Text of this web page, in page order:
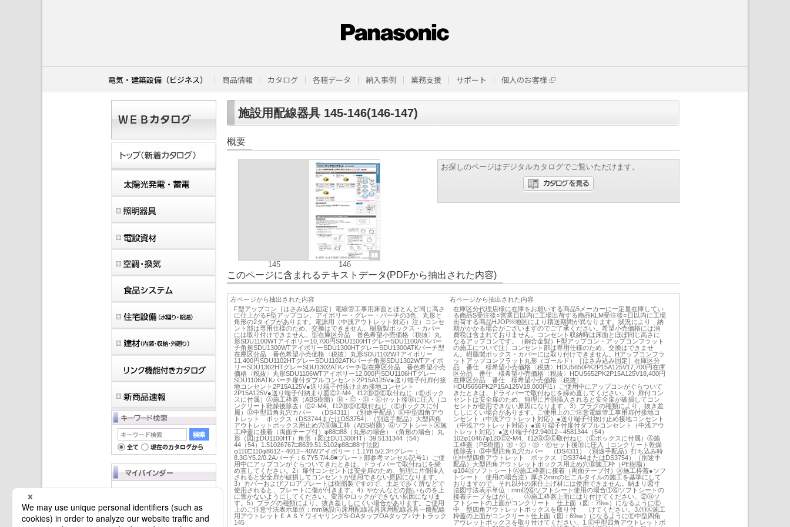
電気・建築設備（ビジネス） 商品情報 カタログ 各種データ 納入事例 業務支援 サポート 個人のお客様
施設用配線器具 145-146(146-147)
概要
145 146
お探しのページはデジタルカタログでご覧いただけます。
このページに含まれるテキストデータ(PDFから抽出された内容)
左ページから抽出された内容
F型アップコン［はさみ込み固定］電線管工事用床面とほとんど同じ高さ
に仕上がるF型アップコン。アイボリー・グレー・バーチの3色、丸形と
角形の2タイプがあります。電源用（中浅アウトレット対応）注）コンセ
ント部は専用仕様のため、交換はできません。樹脂製ボックス・カバー
には取り付けできません。型在庫区分品 番色希望小売価格〈税抜〉丸
形SDU1100WTアイボリー10,700円SDU1100HTグレー5DU1100ATKバー
チ角形SDU1300WTアイボリーSDU1300HTグレーSDU1300ATKバーチ型
在庫区分品 番色希望小売価格〈税抜〉丸形SDU1102WTアイボリー
11,400円SDU1102HTグレーSDU1102ATKバーチ角形SDU1302WTアイボ
リーSDU1302HTグレーSDU1302ATKバーチ型在庫区分品 番色希望小売
価格〈税抜〉丸形SDU1106WTアイボリー12,000円SDU1106HTグレー
SDU1106ATKバーチ扉付ダブルコンセント2P15A125V●送り端子付扉付接
地コンセント2P15A125V●送り端子付抜け止め接地コンセント
2P15A125V●送り端子付納まり図Ⓒ2-M4、ℓ12ⒷⒹⒺ取付ねじ（Ⓔボック
スに付属）Ⓐ施工枠蓋（ABS樹脂）Ⓑ・Ⓒ・Ⓓ・Ⓔセット後Ⓑに圧入（コ
ンクリート乾燥後除去）Ⓒ2-M4、ℓ12ⒷⒹⒺ取付ねじ（Ⓔボックスに付
属）Ⓓ中型四角丸穴カバー （DS4311）（別途手配品）Ⓔ中型四角アウ
トレット ボックス（DS3744またはDS3754）（別途手配品）大型四角
アウトレットボックス用止め穴Ⓑ施工枠（ABS樹脂）ⒼソフトシートⒶ施
工枠蓋に接着（両面テープ付）φ88□88（丸形の場合）（角形の場合）丸
形（図はDU1100HT）角形（図はDU1300HT）39.5131344（54）
44（54）1.51026767□8639.51.5102φ88□88寸法図
φ110□110φ8612∼4012∼40Wアイボリー：1.1Y8.5/2.3Hグレー：
8.3GY5.2/0.2Aバーチ：6.7Y5.7/4.8■プレート部参考マンセル記号1）ご使
用中にアップコンがぐらついてきたときは、ドライバーで取付ねじを締
め直してください。2）扉付コンセントは安全扉のため、無理に片側挿入
されると安全扉が破損してコンセントが使用できない原因になります。
3）カバーおよびフロアプレートは樹脂製ですので、土足で歩く所などで
使用されると、プレートに傷が付きます。4）やかんなどの熱いものを上
に置かないようにしてください。変形やロックができない原因になりま
す。5）プラグの種類により、抜き差ししにくい場合があります。ご使用
上のご注意寸法表示単位：mm施設向床用配線器具床用配線器具一般配線
用アウトレットＥＡＳＹワイヤリングS-OAタップOAタップパナトラック
145
右ページから抽出された内容
在庫区分代理店様に在庫をお願いする商品5メーカーに一定量在庫してい
る商品S受注後○営業日以内に工場出荷する商品KLM受注後○日以内に工場
出荷する商品HJOP※地区により積送期間が異なります。状況により 納
期がかかる場合がございますのでご了承ください。希望小売価格には消
費税は含まれておりません。コンセント収納時は床面とほぼ同じ高さに
なるアップコンです。（銅合金製）F型アップコン・アップコンフラット
の施工について注）コンセント部は専用仕様のため、交換はできませ
ん。樹脂製ボックス・カバーには取り付けできません。Hアップコンフラ
ットアップコンフラット丸形（ゴールド）［はさみ込み固定］在庫区分
品 番仕 様希望小売価格〈税抜〉HDU5650PK2P15A125V17,700円在庫
区分品 番仕 様希望小売価格〈税抜〉HDU5652PK2P15A125V18,400円
在庫区分品 番仕 様希望小売価格〈税抜〉
HDU5656PK2P15A125V19,000円1）ご使用中にアップコンがぐらついて
きたときは、ドライバーで取付ねじを締め直してください。2）扉付コン
セントは安全扉のため、無理に片側挿入されると安全扉が破損してコン
セントが使用できない原因になります。3）プラグの種類により、抜き差
ししにくい場合があります。ご使用上のご注意電線管工事用扉付接地コ
ンセント（中浅アウトレット対応）●送り端子付抜け止め接地コンセント
（中浅アウトレット対応）●送り端子付扉付ダブルコンセント（中浅アウ
トレット対応）●送り端子付2.94012∼4581344（54）
102φ10467φ120Ⓒ2-M4、ℓ12ⒷⒹⒺ取付ねじ（Ⓔボックスに付属）Ⓐ施
工枠蓋（PE樹脂）Ⓑ・Ⓒ・Ⓓ・Ⓔセット後Ⓑに圧入（コンクリート乾燥
後除去）Ⓓ中型四角丸穴カバー （DS4311）（別途手配品）打ち込み時
Ⓔ中型四角アウトレット ボックス（DS3744またはDS3754）（別途手
配品）大型四角アウトレットボックス用止め穴Ⓑ施工枠（PE樹脂）
φ104ⒼソフトシートⒶ施工枠蓋に接着（両面テープ付）Ⓐ施工枠蓋●ソフ
トシート 使用の場合注）厚さ2mmのビニルタイルの施工を基準にして
おりますので、それ以外の床仕上げ材には使用できません。納まり図寸
法図寸法表示単位：mm⑵Ⓖソフトシート使用の場合①Ⓖソフトシートの
接着テープをはがし、 Ⓐ施工枠蓋上面にはり付けてください。②Ⓖソ
フトシートの上面がコンクリート 仕上面（図：79㎜）になるようにⒺ
中 型四角アウトレットボックスを取り付 けてください。3.⑴Ⓐ施工
枠蓋の上面がコンクリート仕上面（図：69㎜）になるようにⒺ中型四角
アウレットボックスを取り付けてください。1.Ⓔ中型四角アウトレットボ